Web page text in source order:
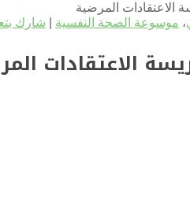
الاعتقادات المرضية
، موسوعة الصحة النفسية شارك
الاعتقادات